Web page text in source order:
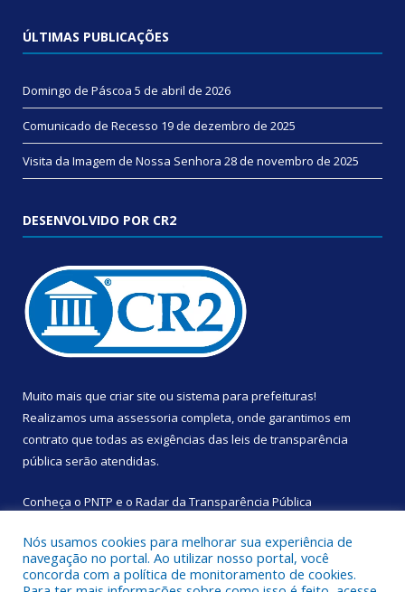
ÚLTIMAS PUBLICAÇÕES
Domingo de Páscoa 5 de abril de 2026
Comunicado de Recesso 19 de dezembro de 2025
Visita da Imagem de Nossa Senhora 28 de novembro de 2025
DESENVOLVIDO POR CR2
Muito mais que criar site ou sistema para prefeituras!
Realizamos uma assessoria completa, onde garantimos em
contrato que todas as exigências das leis de transparência
pública serão atendidas.
Conheça o PNTP e o Radar da Transparência Pública
Nós usamos cookies para melhorar sua experiência de
navegação no portal. Ao utilizar nosso portal, você
concorda com a política de monitoramento de cookies.